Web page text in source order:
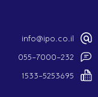
info@ipo.co.il
055-7000-232
1533-5253695